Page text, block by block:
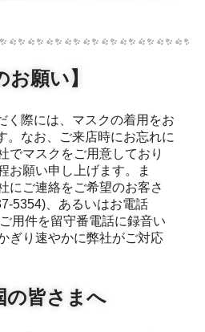
お願い】
。なお、ご来店時にお忘れに
でマスクをご用意しており
お願い申し上げます。ま
にご連絡をご希望のお客さ
5354)、あるいはお電話
用件を留守番電話に録音い
ぎり速やかに弊社がご対応
の皆さまへ